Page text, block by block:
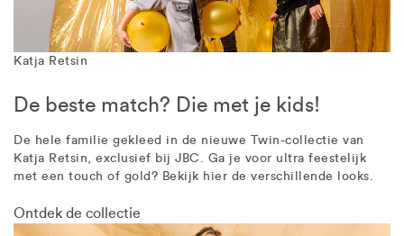
Katja Retsin
De beste match? Die met je kids!
De hele familie gekleed in de nieuwe Twin-collectie van
Katja Retsin, exclusief bij JBC. Ga je voor ultra feestelijk
met een touch of gold? Bekijk hier de verschillende looks.
Ontdek de collectie